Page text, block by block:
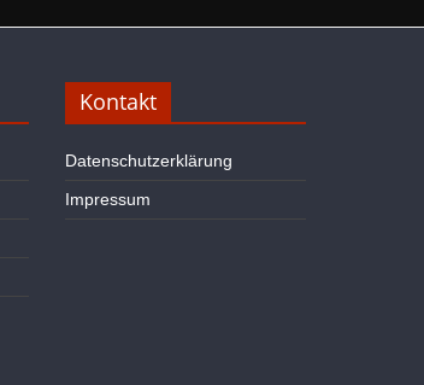
Kontakt
Datenschutzerklärung
Impressum